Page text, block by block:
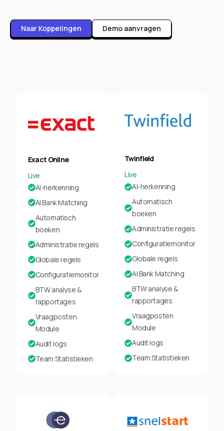
Naar Koppelingen Demo aanvragen
Exact Online
Live
AI-herkenning
AI Bank Matching
Automatisch
boeken
Administratie regels
Globale regels
Configuratiemonitor
BTW analyse &
rapportages
Vraagposten
Module
Audit logs
Team Statistieken
Twinfield
Live
AI-herkenning
Automatisch
boeken
Administratie regels
Configuratiemonitor
Globale regels
AI Bank Matching
BTW analyse &
rapportages
Vraagposten
Module
Audit logs
Team Statistieken